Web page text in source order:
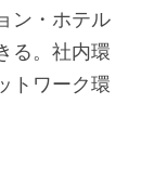
ン・ホテル
る。社内環
トワーク環